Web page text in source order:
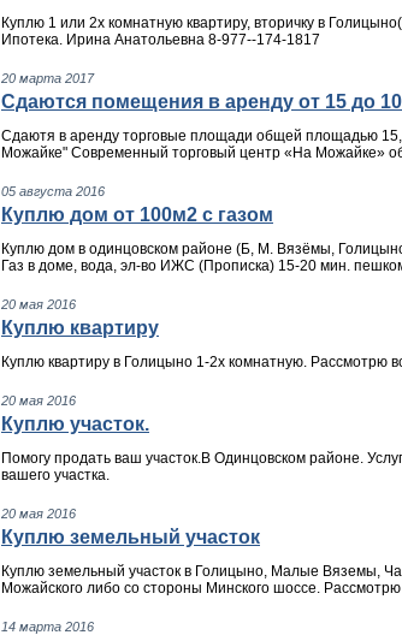
Куплю 1 или 2х комнатную квартиру, вторичку в
Ипотека. Ирина Анатольевна 8-977--174-1817
20 марта 2017
Сдаются помещения в аренду от 15 до
Сдаютя в аренду торговые площади общей площадью 15,
Можайке" Современный торговый центр «На Можайке»
05 августа 2016
Куплю дом от 100м2 с газом
Куплю дом в одинцовском районе (Б, М. Вязёмы,
Газ в доме, вода, эл-во ИЖС (Прописка) 15-20 мин.
20 мая 2016
Куплю квартиру
Куплю квартиру в Голицыно 1-2х комнатную. Рассмотрю
20 мая 2016
Куплю участок.
Помогу продать ваш участок.В Одинцовском районе.
вашего участка.
20 мая 2016
Куплю земельный участок
Куплю земельный участок в Голицыно, Малые Вяземы,
Можайского либо со стороны Минского шоссе.
14 марта 2016